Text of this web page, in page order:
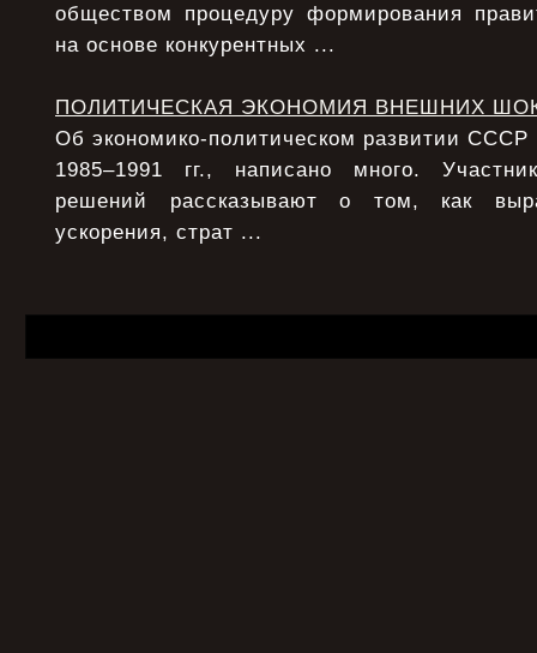
обществом процедуру формирования
на основе конкурентных ...
ПОЛИТИЧЕСКАЯ ЭКОНОМИЯ ВНЕШНИХ
Об экономико-политическом развитии СССР
1985–1991 гг., написано много.
решений рассказывают о том, как
ускорения, страт ...